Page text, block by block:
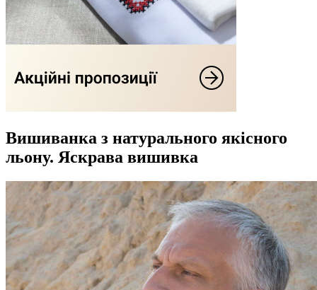
Вишиванка з натурального якісного
льону. Яскрава вишивка